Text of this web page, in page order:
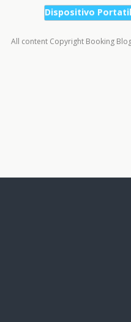
Dispositivo
All content Copyright Booking